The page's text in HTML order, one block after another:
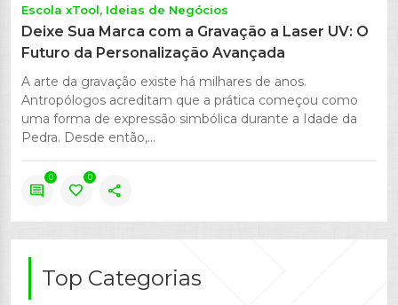
Escola xTool Ideias de Negócios
Deixe Sua Marca com a Gravação a Laser UV: O
Futuro da Personalização Avançada
A arte da gravação existe há milhares de anos.
Antropólogos acreditam que a prática começou como
uma forma de expressão simbólica durante a Idade da
Pedra. Desde então,...
comment
0
favorite
0
share
Top Categorias